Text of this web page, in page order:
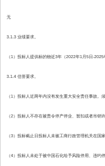
无
3.1.3 业绩要求。
（1）投标人提供标的物近3年（2022年1月5日-
3.1.4 信誉要求。
（1）投标人近两年内没有发生重大安全责任事故。
（2）投标人不存在被责令停产停业、暂扣或者吊
（3）投标截止日投标人未被工商行政管理机关在
（4）投标人未处于被中国石化给予风险停用、违约